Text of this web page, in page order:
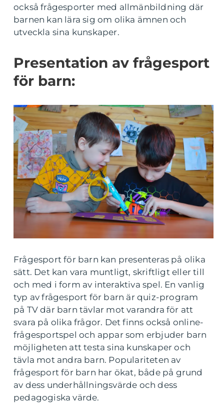
också frågesporter med allmänbildning där
barnen kan lära sig om olika ämnen och
utveckla sina kunskaper.
Presentation av frågesport
för barn:
Frågesport för barn kan presenteras på olika
sätt. Det kan vara muntligt, skriftligt eller till
och med i form av interaktiva spel. En vanlig
typ av frågesport för barn är quiz-program
på TV där barn tävlar mot varandra för att
svara på olika frågor. Det finns också online-
frågesportspel och appar som erbjuder barn
möjligheten att testa sina kunskaper och
tävla mot andra barn. Populariteten av
frågesport för barn har ökat, både på grund
av dess underhållningsvärde och dess
pedagogiska värde.